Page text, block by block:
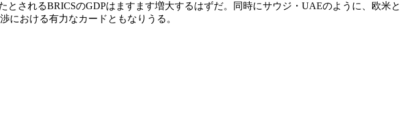
されるBRICSのGDPはますます増大するはずだ。同時にサウジ・UAEのように、欧米と
における有力なカードともなりうる。